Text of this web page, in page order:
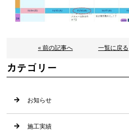
« 前の記事へ 一覧に戻る
カテゴリー
お知らせ
施工実績